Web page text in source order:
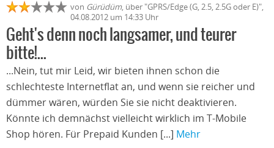
von Gürüdüm, über "GPRS/Edge (G, 2.5, 2.5G oder E)",
04.08.2012 um 14:33 Uhr
Geht's denn noch langsamer, und teurer
bitte!...
...Nein, tut mir Leid, wir bieten ihnen schon die
schlechteste Internetflat an, und wenn sie reicher und
dümmer wären, würden Sie sie nicht deaktivieren.
Könnte ich demnächst vielleicht wirklich im T-Mobile
Shop hören. Für Prepaid Kunden [...] Mehr